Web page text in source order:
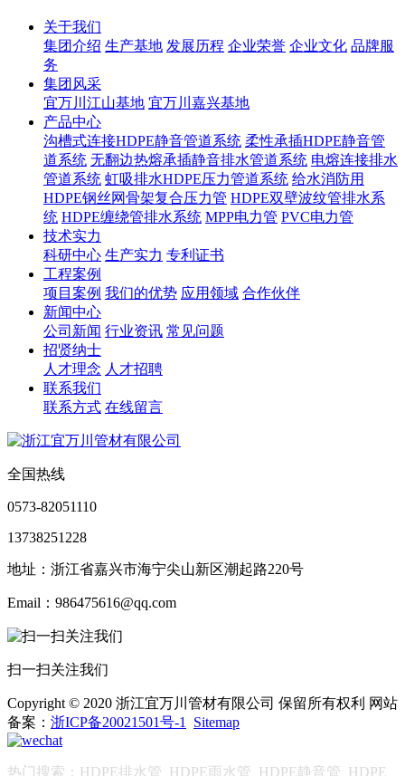
关于我们
集团介绍 生产基地 发展历程 企业荣誉 企业文化 品牌服
务
集团风采
宜万川江山基地 宜万川嘉兴基地
产品中心
沟槽式连接HDPE静音管道系统 柔性承插HDPE静音管
道系统 无翻边热熔承插静音排水管道系统 电熔连接排水
管道系统 虹吸排水HDPE压力管道系统 给水消防用
HDPE钢丝网骨架复合压力管 HDPE双壁波纹管排水系
统 HDPE缠绕管排水系统 MPP电力管 PVC电力管
技术实力
科研中心 生产实力 专利证书
工程案例
项目案例 我们的优势 应用领域 合作伙伴
新闻中心
公司新闻 行业资讯 常见问题
招贤纳士
人才理念 人才招聘
联系我们
联系方式 在线留言
全国热线
0573-82051110
13738251228
地址：浙江省嘉兴市海宁尖山新区潮起路220号
Email：986475616@qq.com
扫一扫关注我们
Copyright © 2020 浙江宜万川管材有限公司 保留所有权利 网站
备案： 浙ICP备20021501号-1 Sitemap
热门搜索： HDPE排水管 HDPE雨水管 HDPE静音管 HDPE